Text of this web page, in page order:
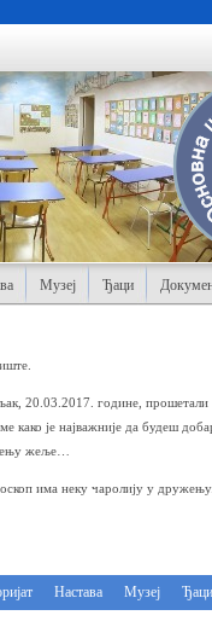
Музеј Ђаци
20.03.2017. године,
како је најважније да будеш
жеље…
има неку чаролију у
Настава Музеј Ђаци